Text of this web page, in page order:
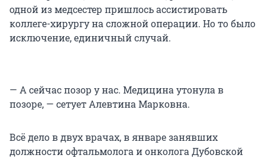
одной из медсестер пришлось ассистировать
коллеге-хирургу на сложной операции. Но то было
исключение, единичный случай.
— А сейчас позор у нас. Медицина утонула в
позоре, — сетует Алевтина Марковна.
Всё дело в двух врачах, в январе занявших
должности офтальмолога и онколога Дубовской